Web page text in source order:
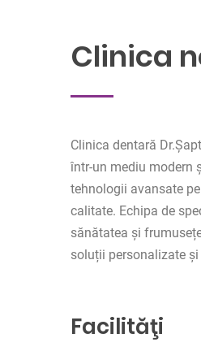
Clinica
Clinica dentară
într-un mediu modern
tehnologii avansate
calitate. Echipa de
sănătatea și
soluții personalizate
Facilităţi